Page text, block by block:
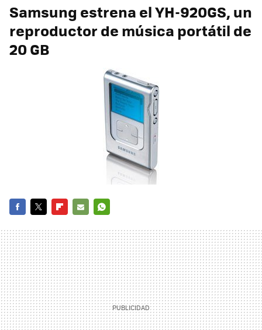
Samsung estrena el YH-920GS, un
reproductor de música portátil de
20 GB
MAIL